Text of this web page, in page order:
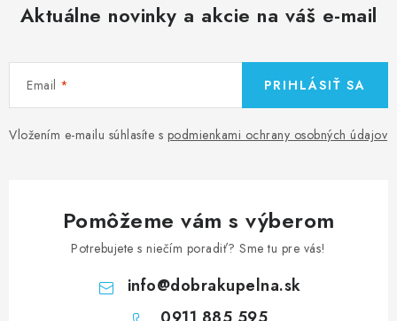
Aktuálne novinky a akcie na váš e-mail
Email
Vložením e-mailu súhlasíte s podmienkami ochrany osobných údajov
PRIHLÁSIŤ SA
Pomôžeme vám s výberom
Potrebujete s niečím poradiť? Sme tu pre vás!
info@dobrakupelna.sk